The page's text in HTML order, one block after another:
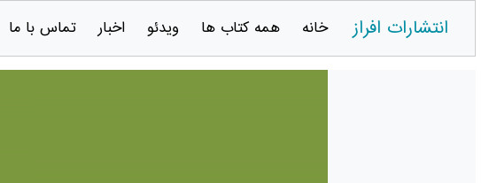
انتشارات افراز خانه همه کتاب ها ویدئو اخبار تماس با ما